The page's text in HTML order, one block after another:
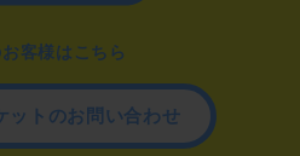
客様はこちら
ットのお問い合わせ